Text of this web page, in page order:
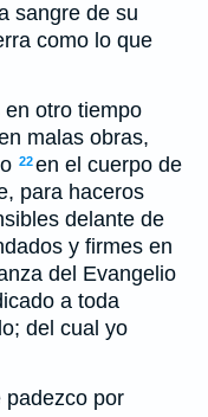
sangre de su
como lo que
otro tiempo
malas obras,
22en el cuerpo de
para haceros
delante de
y firmes en
del Evangelio
a toda
del cual yo
padezco por